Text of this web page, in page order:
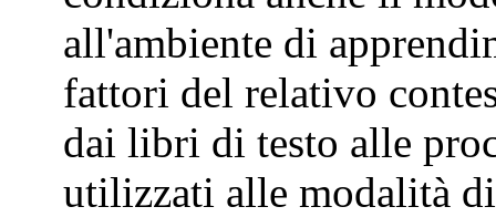
all'ambiente di
fattori del relativo
dai libri di testo alle
utilizzati alle modalità